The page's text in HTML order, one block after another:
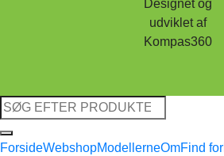
Designet og
udviklet af
Kompas360
Søg
efter:
ForsideWebshopModellerneOmFind